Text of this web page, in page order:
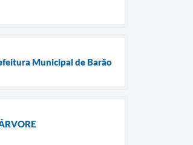
Municipal de Barão